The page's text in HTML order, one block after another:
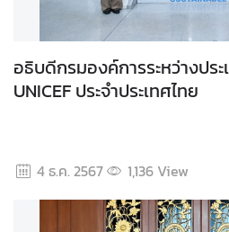
ส่
ง
ริ
ม
คุ
อธิบดีกรมองค์การระหว่างปร
UNICEF ประจำประเทศไทย
4 ธ.ค. 2567 1,136View